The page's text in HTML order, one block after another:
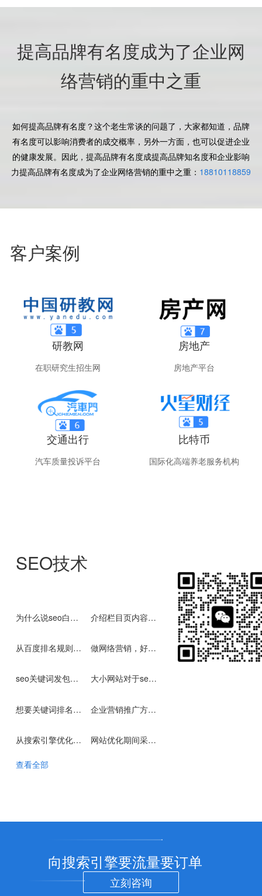
提高品牌有名度成为了企业网
络营销的重中之重
如何提高品牌有名度？这个老生常谈的问题了，大家都知道，品牌
有名度可以影响消费者的成交概率，另外一方面，也可以促进企业
的健康发展。因此，提高品牌有名度成提高品牌知名度和企业影响
力提高品牌有名度成为了企业网络营销的重中之重： 18810118859
客户案例
研教网
在职研究生招生网
房地产
房地产平台
交通出行
汽车质量投诉平台
比特币
国际化高端养老服务机构
SEO技术
为什么说seo白帽技术更利于关键词排名稳定？ 介绍栏目页内容长尾关键词优化过程
从百度排名规则中，发掘百度seo优化快捷方案 做网络营销，好处在哪
seo关键词发包技术对于网站权重排名真的有影响吗？ 大小网站对于seo优化重视程度区分于排名与内容
想要关键词排名上首页不难，稳定排名位置才是优化难点 企业营销推广方式中，不论选择seo优化还是sem竞价都是利弊参半
从搜索引擎优化的目的与优势倡导企业网站做seo优化 网站优化期间采用301跳转合并不是一个正确的举措
查看全部
向搜索引擎要流量要订单
立刻咨询